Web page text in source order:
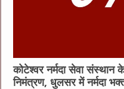
कोटेश्वर नर्मदा सेवा संस्थान
निमंत्रण, धुलसर में नर्मदा